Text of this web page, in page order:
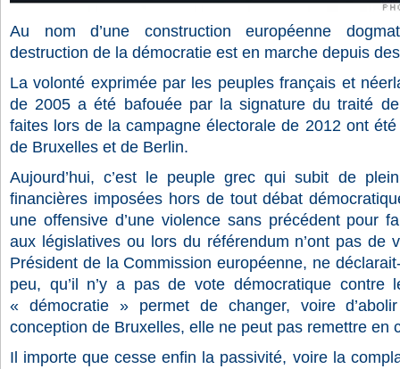
Au nom d’une construction européenne
destruction de la démocratie est en marche depuis
La volonté exprimée par les peuples français et
de 2005 a été bafouée par la signature du traité
faites lors de la campagne électorale de 2012 ont
de Bruxelles et de Berlin.
Aujourd’hui, c’est le peuple grec qui subit de
financières imposées hors de tout débat
une offensive d’une violence sans précédent pour
aux législatives ou lors du référendum n’ont pas de
Président de la Commission européenne, ne
peu, qu’il n’y a pas de vote démocratique contre
« démocratie » permet de changer, voire
conception de Bruxelles, elle ne peut pas remettre en
Il importe que cesse enfin la passivité, voire la